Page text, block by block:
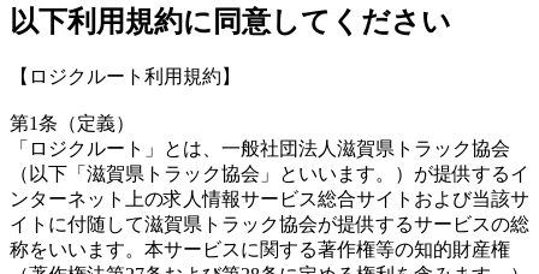
以下利用規約に同意してください
【ロジクルート利用規約】
第1条（定義）
「ロジクルート」とは、一般社団法人滋賀県トラック協会
（以下「滋賀県トラック協会」といいます。）が提供するイ
ンターネット上の求人情報サービス総合サイトおよび当該サ
イトに付随して滋賀県トラック協会が提供するサービスの総
称をいいます。本サービスに関する著作権等の知的財産権